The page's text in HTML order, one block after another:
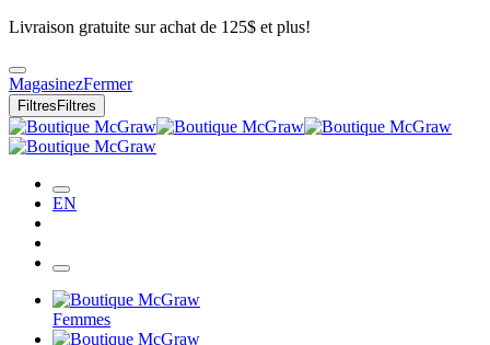
Livraison gratuite sur achat de 125$ et plus!
MagasinezFermer
Filtres Filtres
EN
Femmes